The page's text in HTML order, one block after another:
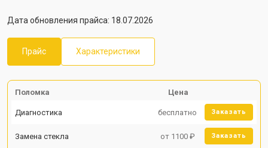
Дата обновления прайса: 18.07.2026
Прайс Характеристики
Поломка Цена
Диагностика бесплатно Заказать
Замена стекла от 1100 ₽ Заказать